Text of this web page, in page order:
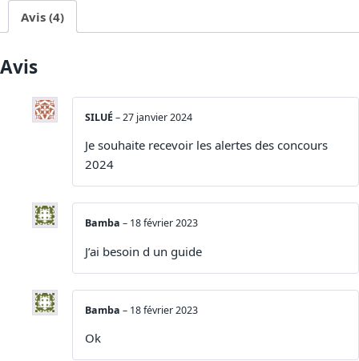
Avis (4)
Avis
SILUÉ–27 janvier 2024
Je souhaite recevoir les alertes des concours
2024
Bamba – 18 février 2023
J’ai besoin d un guide
Bamba – 18 février 2023
Ok